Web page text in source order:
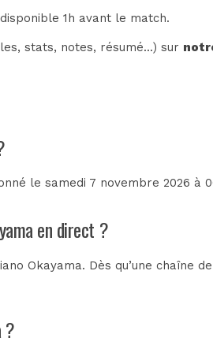
1h avant le match.
stats, notes, résumé...) sur
le samedi 7 novembre 2026
en direct ?
Okayama. Dès qu’une chaîne
?